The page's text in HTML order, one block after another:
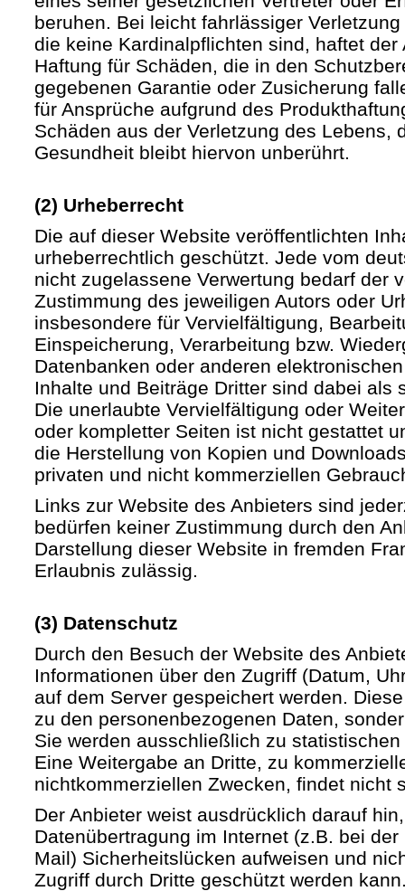
beruhen. Bei leicht fahrlässiger
die keine Kardinalpflichten sind, haftet der
Haftung für Schäden, die in den
gegebenen Garantie oder Zusicherung
für Ansprüche aufgrund des
Schäden aus der Verletzung des Lebens,
Gesundheit bleibt hiervon unberührt.
(2) Urheberrecht
Die auf dieser Website veröffentlichten
urheberrechtlich geschützt. Jede vom
nicht zugelassene Verwertung bedarf der
Zustimmung des jeweiligen Autors oder
insbesondere für Vervielfältigung,
Einspeicherung, Verarbeitung bzw.
Datenbanken oder anderen
Inhalte und Beiträge Dritter sind dabei als
Die unerlaubte Vervielfältigung oder
oder kompletter Seiten ist nicht gestattet
die Herstellung von Kopien und
privaten und nicht kommerziellen
Links zur Website des Anbieters sind
bedürfen keiner Zustimmung durch den
Darstellung dieser Website in fremden
Erlaubnis zulässig.
(3) Datenschutz
Durch den Besuch der Website des
Informationen über den Zugriff (Datum,
auf dem Server gespeichert werden.
zu den personenbezogenen Daten,
Sie werden ausschließlich zu
Eine Weitergabe an Dritte, zu
nichtkommerziellen Zwecken, findet nicht
Der Anbieter weist ausdrücklich darauf
Datenübertragung im Internet (z.B. bei
Mail) Sicherheitslücken aufweisen und
Zugriff durch Dritte geschützt werden